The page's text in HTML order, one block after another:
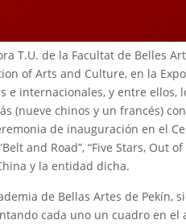
T.U. de la Facultat de Belles
of Arts and Culture, en la
e internacionales, y entre ellos,
(nueve chinos y un francés)
de inauguración en el
and Road”, “Five Stars, Out
y la entidad dicha.
de Bellas Artes de Pekín,
cada uno un cuadro en el